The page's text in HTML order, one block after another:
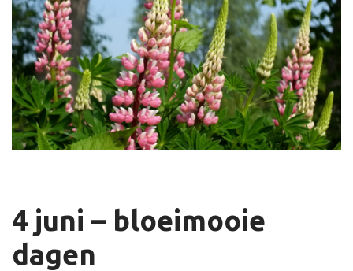
4 juni – bloeimooie
dagen